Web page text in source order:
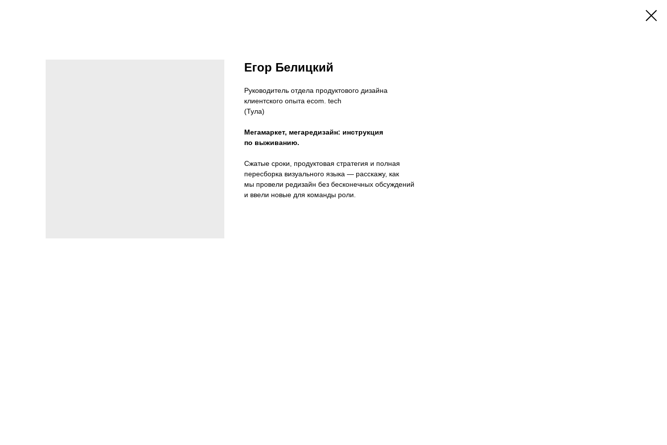
Егор Белицкий
Руководитель отдела продуктового дизайна
клиентского опыта ecom. tech
(Тула)
Мегамаркет, мегаредизайн: инструкция
по выживанию.
Сжатые сроки, продуктовая стратегия и полная
пересборка визуального языка — расскажу, как
мы провели редизайн без бесконечных обсуждений
и ввели новые для команды роли.